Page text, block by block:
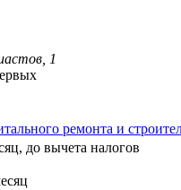
1
ремонта и
до вычета налогов